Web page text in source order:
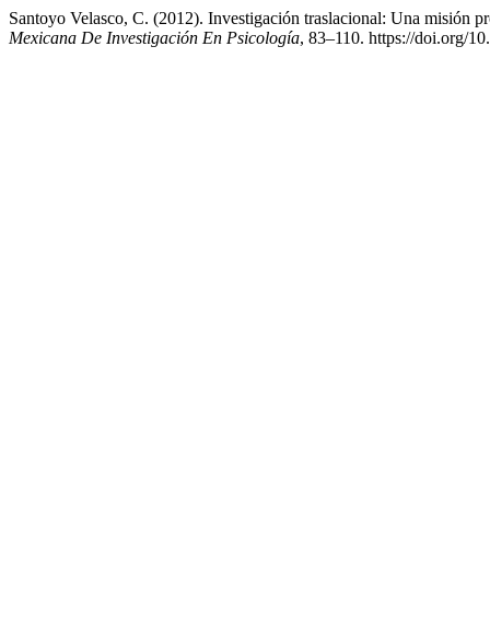
Santoyo Velasco, C. (2012). Investigación traslacional: Una misión
Mexicana De Investigación En Psicología, 83–110. https://doi.org/